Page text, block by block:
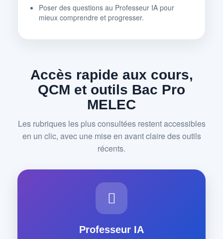
Poser des questions au Professeur IA pour
mieux comprendre et progresser.
Accès rapide aux cours,
QCM et outils Bac Pro
MELEC
Les rubriques les plus consultées restent accessibles
en un clic, avec une mise en avant claire des outils
récents.
Professeur IA